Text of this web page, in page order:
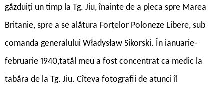
găzduiți un timp la Tg. Jiu, înainte de a pleca spre Marea
Britanie, spre a se alătura Forțelor Poloneze Libere, sub
comanda generalului Władysław Sikorski. În ianuarie-
februarie 1940,tatăl meu a fost concentrat ca medic la
tabăra de la Tg. Jiu. Cîteva fotografii de atunci îl